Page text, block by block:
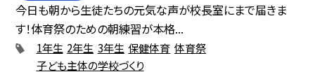
今日も朝から生徒たちの元気な声が校長室にまで届きま
す！体育祭のための朝練習が本格...
1年生 2年生 3年生 保健体育 体育祭
子ども主体の学校づくり